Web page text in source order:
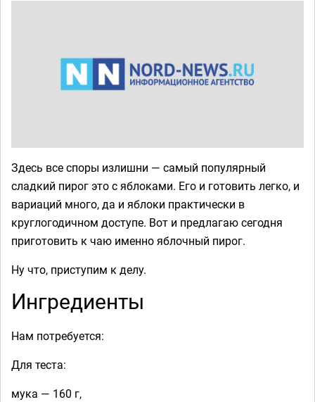
Здесь все споры излишни — самый популярный
сладкий пирог это с яблоками. Его и готовить легко, и
вариаций много, да и яблоки практически в
круглогодичном доступе. Вот и предлагаю сегодня
приготовить к чаю именно яблочный пирог.
Ну что, приступим к делу.
Ингредиенты
Нам потребуется:
Для теста:
мука — 160 г,